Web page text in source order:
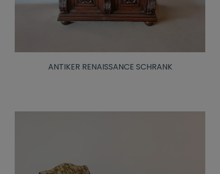
ANTIKER RENAISSANCE SCHRANK